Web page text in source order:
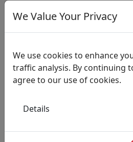
Stellen Sie eine Frage zu diesem
Beschreibung
Typ:
We Value Your Privacy
We use cookies to enhance
traffic analysis. By continuing
agree to our use of cookies.
Details